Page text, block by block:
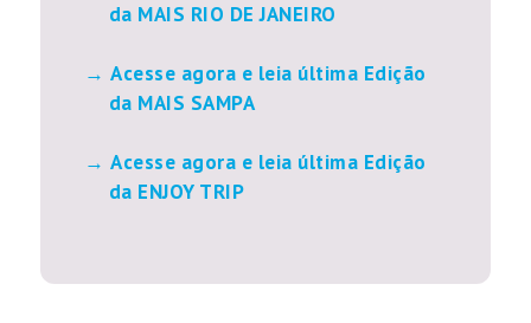
da MAIS RIO DE JANEIRO
Acesse agora e leia última Edição
da MAIS SAMPA
Acesse agora e leia última Edição
da ENJOY TRIP